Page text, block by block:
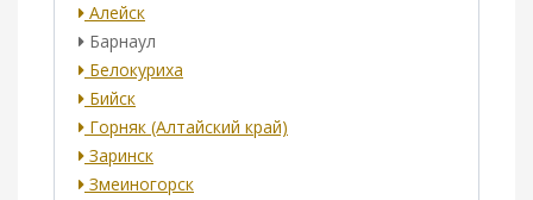
Алейск
Барнаул
Белокуриха
Бийск
Горняк (Алтайский край)
Заринск
Змеиногорск